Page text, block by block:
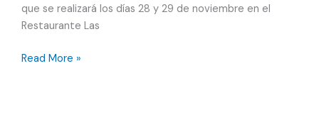
que se realizará los días 28 y 29 de noviembre en el
Restaurante Las
Vinomundo
Read More »